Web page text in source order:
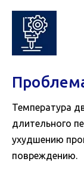
Температура
длительного
ухудшению
повреждению.